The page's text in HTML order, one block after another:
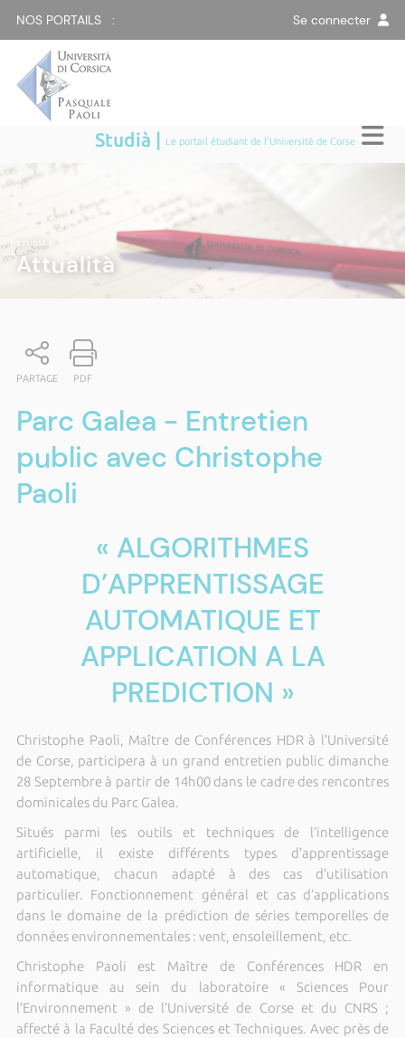
NOS PORTAILS : Se connecter
Studià | Le portail étudiant de l'Université de Corse
STUDIÀ
Attualità
PARTAGE PDF
Parc Galea - Entretien
public avec Christophe
Paoli
« ALGORITHMES
D’APPRENTISSAGE
AUTOMATIQUE ET
APPLICATION A LA
PREDICTION »
Christophe Paoli, Maître de Conférences HDR à l’Université
de Corse, participera à un grand entretien public dimanche
28 Septembre à partir de 14h00 dans le cadre des rencontres
dominicales du Parc Galea.
Situés parmi les outils et techniques de l’intelligence
artificielle, il existe différents types d’apprentissage
automatique, chacun adapté à des cas d’utilisation
particulier. Fonctionnement général et cas d’applications
dans le domaine de la prédiction de séries temporelles de
données environnementales : vent, ensoleillement, etc.
Christophe Paoli est Maître de Conférences HDR en
informatique au sein du laboratoire « Sciences Pour
l’Environnement » de l’Université de Corse et du CNRS ;
affecté à la Faculté des Sciences et Techniques. Avec près de